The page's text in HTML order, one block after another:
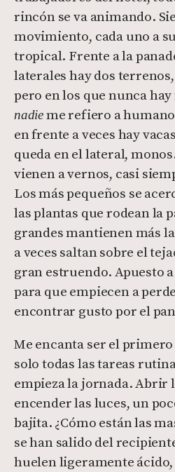
rincón se va animando.
movimiento, cada uno a
tropical. Frente a la
laterales hay dos
pero en los que nunca
nadieme refiero a
en frente a veces hay
queda en el lateral,
vienen a vernos, casi
Los más pequeños se
las plantas que rodean la
grandes mantienen más
a veces saltan sobre el
gran estruendo. Apuesto
para que empiecen a
encontrar gusto por el
Me encanta ser el
solo todas las tareas
empieza la jornada. Abrir
encender las luces, un
bajita. ¿Cómo están las
se han salido del
huelen ligeramente